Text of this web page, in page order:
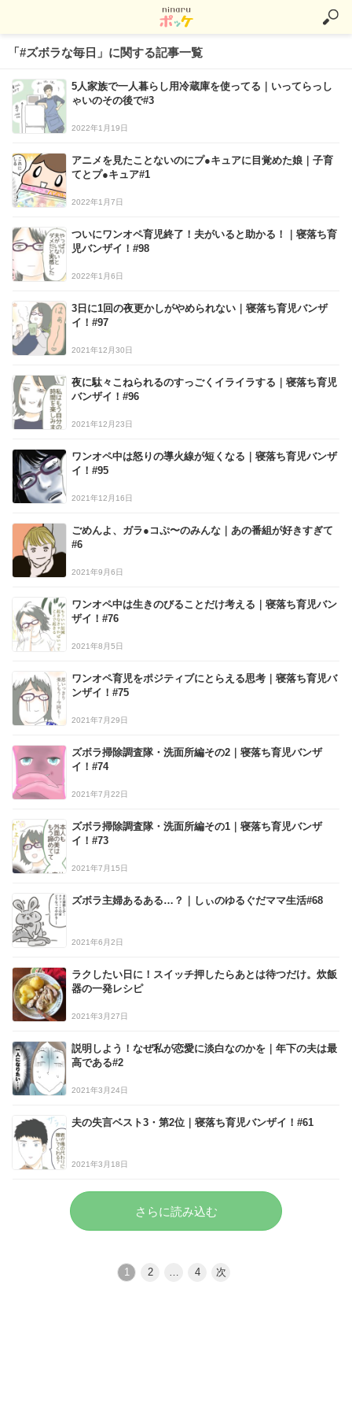
「#ズボラな毎日」に関する記事一覧
5人家族で一人暮らし用冷蔵庫を使ってる｜いってらっし
ゃいのその後で#3
2022年1月19日
アニメを見たことないのにプ●キュアに目覚めた娘｜子育
てとプ●キュア#1
2022年1月7日
ついにワンオペ育児終了！夫がいると助かる！｜寝落ち育
児バンザイ！#98
2022年1月6日
3日に1回の夜更かしがやめられない｜寝落ち育児バンザ
イ！#97
2021年12月30日
夜に駄々こねられるのすっごくイライラする｜寝落ち育児
バンザイ！#96
2021年12月23日
ワンオペ中は怒りの導火線が短くなる｜寝落ち育児バンザ
イ！#95
2021年12月16日
ごめんよ、ガラ●コぷ〜のみんな｜あの番組が好きすぎて
#6
2021年9月6日
ワンオペ中は生きのびることだけ考える｜寝落ち育児バン
ザイ！#76
2021年8月5日
ワンオペ育児をポジティブにとらえる思考｜寝落ち育児バ
ンザイ！#75
2021年7月29日
ズボラ掃除調査隊・洗面所編その2｜寝落ち育児バンザ
イ！#74
2021年7月22日
ズボラ掃除調査隊・洗面所編その1｜寝落ち育児バンザ
イ！#73
2021年7月15日
ズボラ主婦あるある…？｜しぃのゆるぐだママ生活#68
2021年6月2日
ラクしたい日に！スイッチ押したらあとは待つだけ。炊飯
器の一発レシピ
2021年3月27日
説明しよう！なぜ私が恋愛に淡白なのかを｜年下の夫は最
高である#2
2021年3月24日
夫の失言ベスト3・第2位｜寝落ち育児バンザイ！#61
2021年3月18日
さらに読み込む
1 2 … 4 次